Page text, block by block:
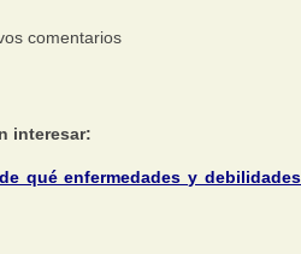
comentarios
interesar:
qué enfermedades y debilidades